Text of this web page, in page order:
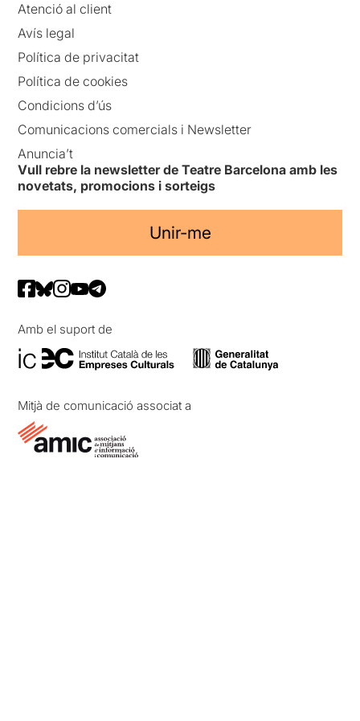
Atenció al client
Avís legal
Política de privacitat
Política de cookies
Condicions d’ús
Comunicacions comercials i Newsletter
Anuncia’t
Vull rebre la newsletter de Teatre Barcelona amb les
novetats, promocions i sorteigs
Unir-me
Amb el suport de
Mitjà de comunicació associat a